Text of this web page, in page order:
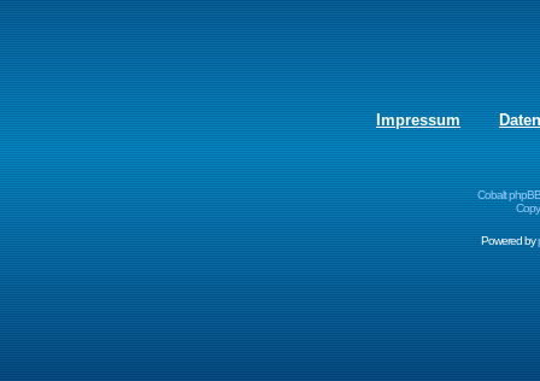
Impressum
Cobalt
Powered by